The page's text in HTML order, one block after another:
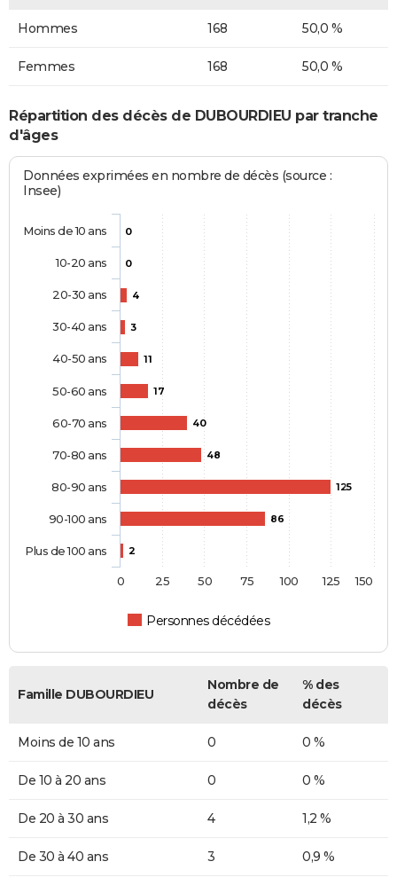
Hommes 168 50,0 %
Femmes 168 50,0 %
Répartition des décès de DUBOURDIEU par tranche
d'âges
Données exprimées en nombre de décès (source :
Insee)
0
0
4
3
11
17
40
48
125
86
2
Personnes décédées
Moins de 10 ans
10-20 ans
20-30 ans
30-40 ans
40-50 ans
50-60 ans
60-70 ans
70-80 ans
80-90 ans
90-100 ans
Plus de 100 ans
0 25 50 75 100 125 150
Famille DUBOURDIEU
Nombre de
décès
% des
décès
Moins de 10 ans 0 0 %
De 10 à 20 ans 0 0 %
De 20 à 30 ans 4 1,2 %
De 30 à 40 ans 3 0,9 %